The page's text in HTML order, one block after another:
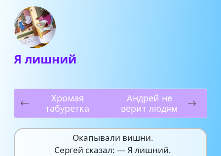
Я лишний
Хромая
табуретка
Андрей не
верит людям
Окапывали вишни.
Сергей сказал: — Я лишний.